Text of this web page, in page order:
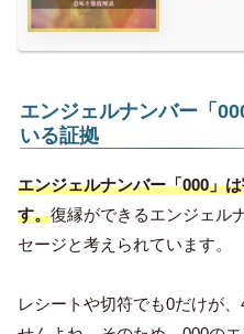
エンジェルナンバー「
いる証拠
エンジェルナンバー「000」
す。復縁ができるエンジェル
セージと考えられています。
レシートや切符でも0だけが